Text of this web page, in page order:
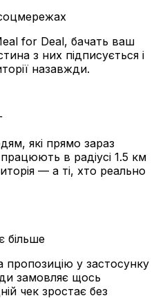
for Deal, бачать ваш
з них підписується і
назавжди.
які прямо зараз
в радіусі 1.5 км
— а ті, хто реально
більше
у застосунку
замовляє щось
чек зростає без